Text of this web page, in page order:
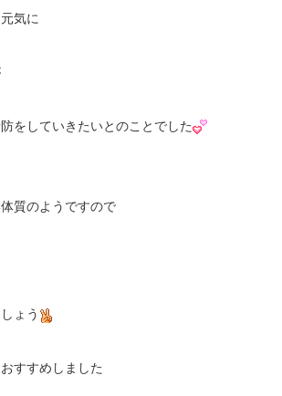
気に
をしていきたいとのことでした
質のようですので
ょう
すすめしました